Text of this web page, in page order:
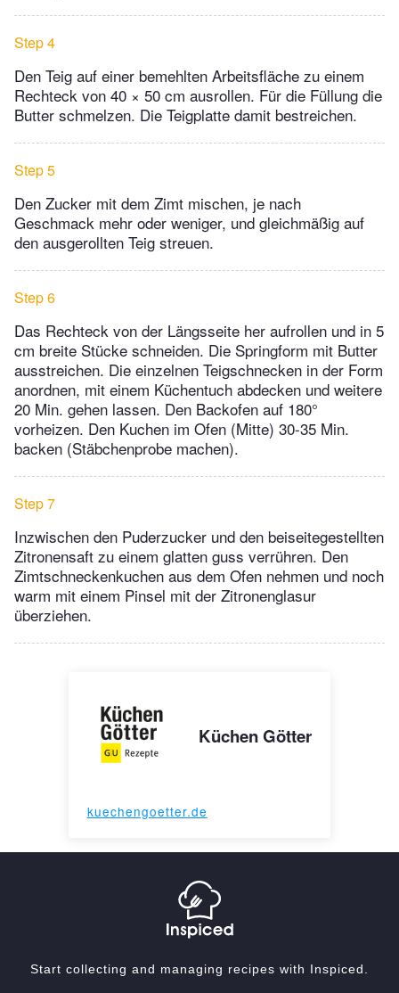
Step 4
Den Teig auf einer bemehlten Arbeitsfläche zu einem
Rechteck von 40 × 50 cm ausrollen. Für die Füllung die
Butter schmelzen. Die Teigplatte damit bestreichen.
Step 5
Den Zucker mit dem Zimt mischen, je nach
Geschmack mehr oder weniger, und gleichmäßig auf
den ausgerollten Teig streuen.
Step 6
Das Rechteck von der Längsseite her aufrollen und in 5
cm breite Stücke schneiden. Die Springform mit Butter
ausstreichen. Die einzelnen Teigschnecken in der Form
anordnen, mit einem Küchentuch abdecken und weitere
20 Min. gehen lassen. Den Backofen auf 180°
vorheizen. Den Kuchen im Ofen (Mitte) 30-35 Min.
backen (Stäbchenprobe machen).
Step 7
Inzwischen den Puderzucker und den beiseitegestellten
Zitronensaft zu einem glatten guss verrühren. Den
Zimtschneckenkuchen aus dem Ofen nehmen und noch
warm mit einem Pinsel mit der Zitronenglasur
überziehen.
Küchen Götter
kuechengoetter.de
Start collecting and managing recipes with Inspiced.